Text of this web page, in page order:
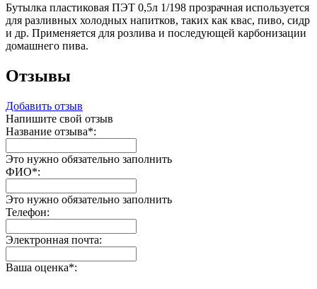
Бутылка пластиковая ПЭТ 0,5л 1/198 прозрачная используется
для разливных холодных напитков, таких как квас, пиво, сидр
и др. Применяется для розлива и последующей карбонизации
домашнего пива.
Отзывы
Добавить отзыв
Напишите свой отзыв
Название отзыва*:
Это нужно обязательно заполнить
ФИО*:
Это нужно обязательно заполнить
Телефон:
Электронная почта:
Ваша оценка*: